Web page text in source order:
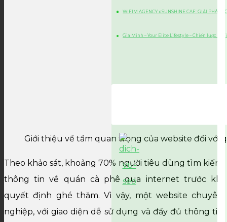
WIFIM AGENCY x SUNSHINE CAF: GIẢI PHÁP
Gia Minh – Your Elite Lifestyle – Chiến lược
Giới thiệu về tầm quan trọng của website đối với
Theo khảo sát, khoảng 70% người tiêu dùng tìm kiếm
thông tin về quán cà phê qua internet trước khi
quyết định ghé thăm. Vì vậy, một website chuyên
nghiệp, với giao diện dễ sử dụng và đầy đủ thông tin